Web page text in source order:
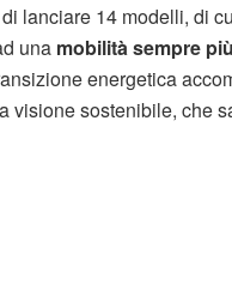
lanciare 14 modelli, di
una mobilità sempre
energetica
visione sostenibile, che